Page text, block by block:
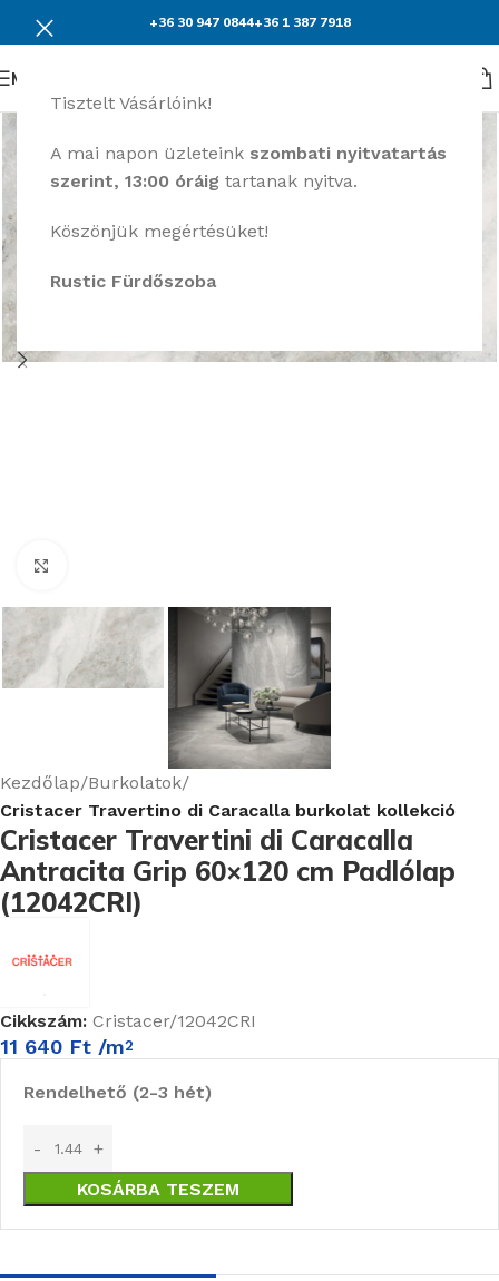
Tisztelt Vásárlóink!
A mai napon üzleteink szombati nyitvatartás
szerint, 13:00 óráig tartanak nyitva.
Köszönjük megértésüket!
Rustic Fürdőszoba
+36 30 947 0844+36 1 387 7918
Menü
Kezdőlap Burkolatok
Cristacer Travertino di Caracalla burkolat kollekció
Cristacer Travertini di Caracalla
Antracita Grip 60×120 cm Padlólap
(12042CRI)
Cikkszám: Cristacer/12042CRI
11 640 Ft /m2
Rendelhető (2-3 hét)
KOSÁRBA TESZEM